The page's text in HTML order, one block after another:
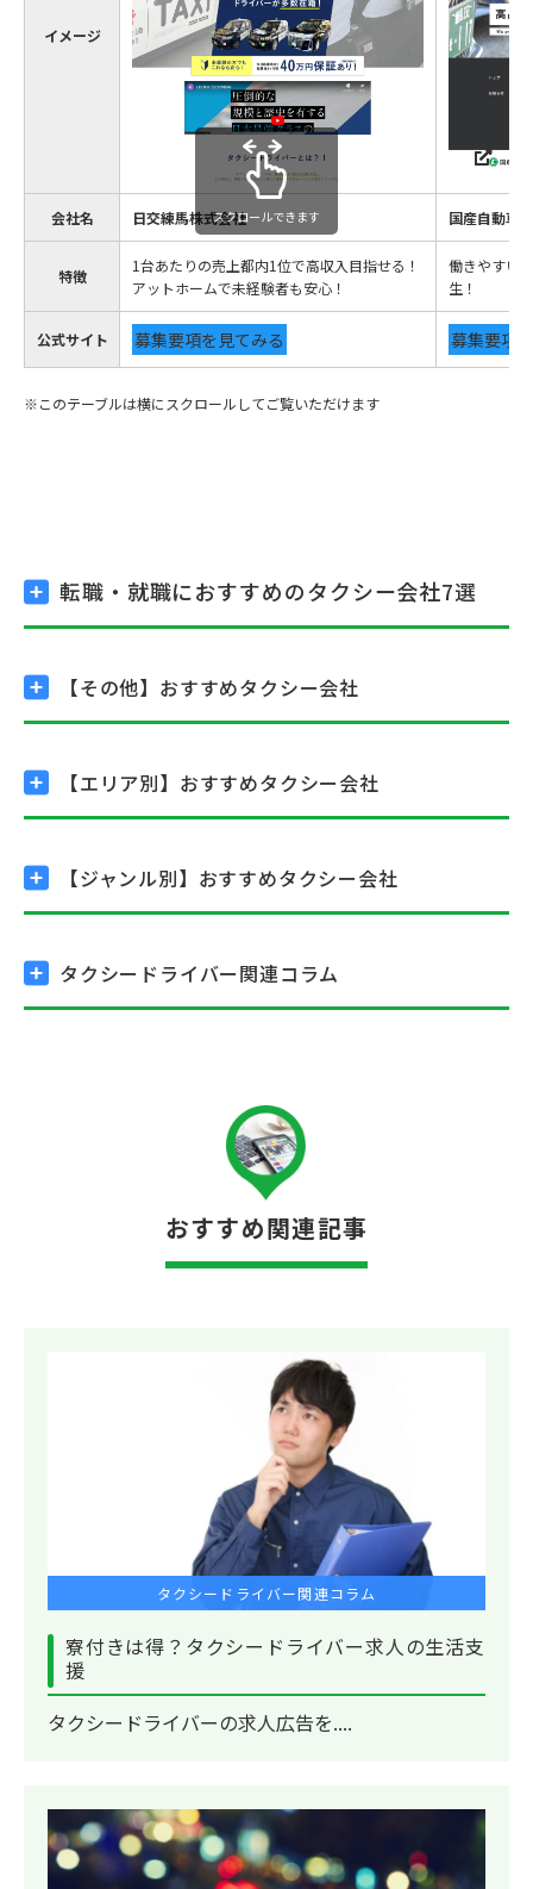
イメージ
会社名 日交練馬株式会社 国産自動車
特徴
1台あたりの売上都内1位で高収入目指せる！
アットホームで未経験者も安心！
働きやすい
生！
公式サイト 募集要項を見てみる 募集要項
スクロールできます
転職・就職におすすめのタクシー会社7選
【その他】 おすすめタクシー会社
【エリア別】 おすすめタクシー会社
【ジャンル別】 おすすめタクシー会社
タクシードライバー関連コラム
おすすめ関連記事
タクシードライバー関連コラム
寮付きは得？タクシードライバー求人の生活支
援
タクシードライバーの求人広告を....